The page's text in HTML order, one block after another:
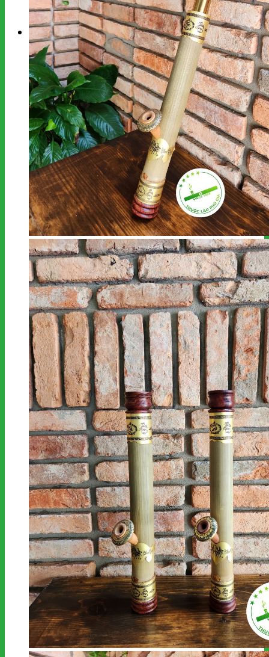
kiếm:
Giỏ hàng
Chưa có sản phẩm trong giỏ hàng.